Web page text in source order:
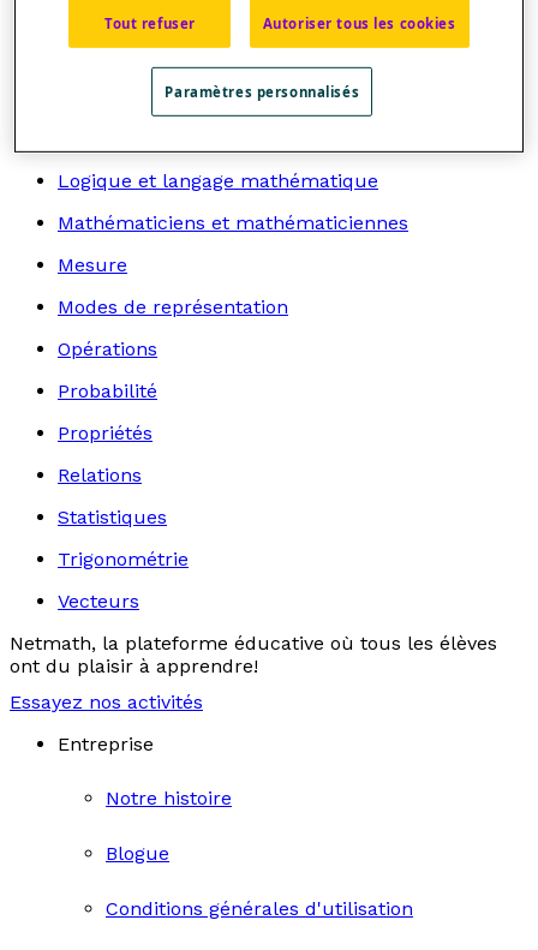
Algèbre
Arithmétique
Logique et langage mathématique
Mathématiciens et mathématiciennes
Mesure
Modes de représentation
Opérations
Probabilité
Propriétés
Relations
Statistiques
Trigonométrie
Vecteurs
Netmath, la plateforme éducative où tous les élèves
ont du plaisir à apprendre!
Essayez nos activités
Entreprise
Notre histoire
Blogue
Conditions générales d'utilisation
Tout refuser Autoriser tous les cookies
Paramètres personnalisés